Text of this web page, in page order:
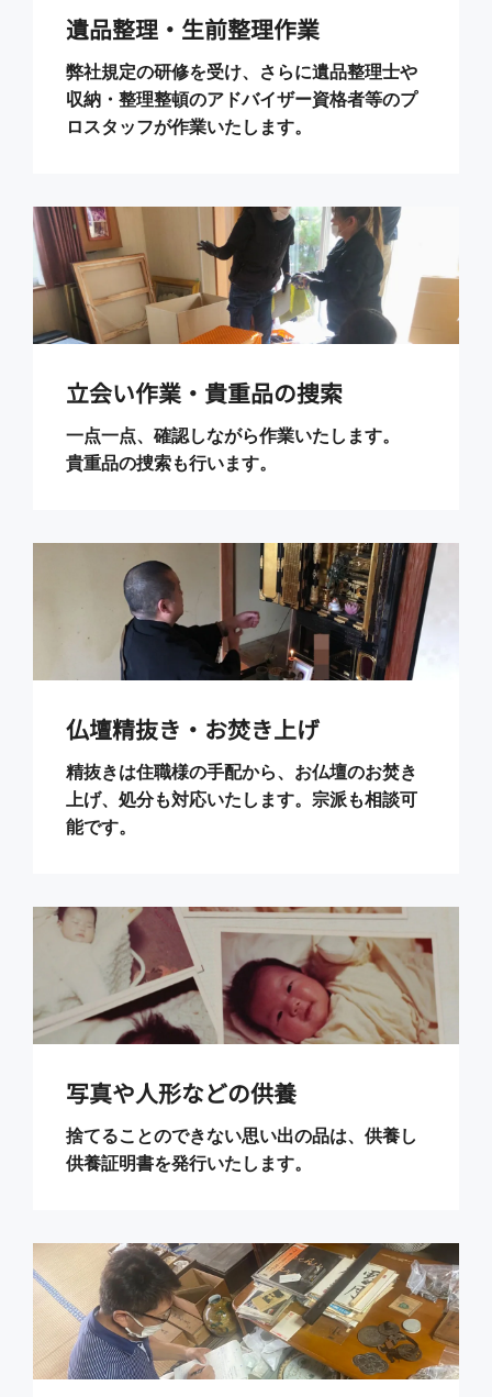
遺品整理・生前整理作業
弊社規定の研修を受け、さらに遺品整理士や
収納・整理整頓のアドバイザー資格者等のプ
ロスタッフが作業いたします。
立会い作業・貴重品の捜索
一点一点、確認しながら作業いたします。
貴重品の捜索も行います。
仏壇精抜き・お焚き上げ
精抜きは住職様の手配から、お仏壇のお焚き
上げ、処分も対応いたします。宗派も相談可
能です。
写真や人形などの供養
捨てることのできない思い出の品は、供養し
供養証明書を発行いたします。